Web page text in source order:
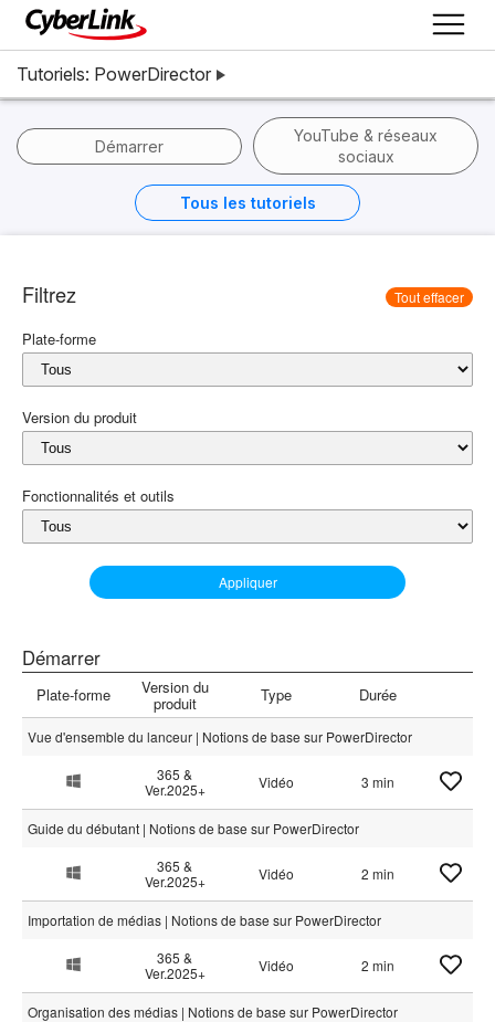
Tutoriels: PowerDirector
Démarrer
YouTube & réseaux
sociaux
Tous les tutoriels
Filtrez Tout effacer
Plate-forme
Version du produit
Fonctionnalités et outils
Appliquer
Démarrer
Plate-forme Version du
produit Type Durée
Vue d'ensemble du lanceur | Notions de base sur PowerDirector
365 &
Ver.2025+
Vidéo 3 min
Guide du débutant | Notions de base sur PowerDirector
365 &
Ver.2025+
Vidéo 2 min
Importation de médias | Notions de base sur PowerDirector
365 &
Ver.2025+
Vidéo 2 min
Organisation des médias | Notions de base sur PowerDirector